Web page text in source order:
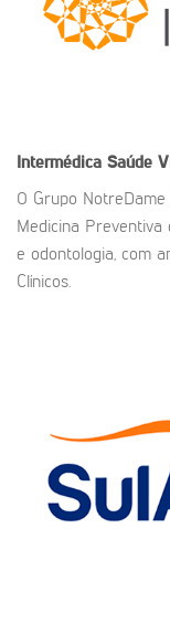
Intermédica Saúde
O Grupo
Medicina
e odontologia, com
Clínicos.